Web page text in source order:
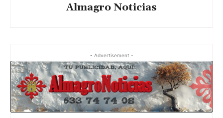
Almagro Noticias
- Advertisement -